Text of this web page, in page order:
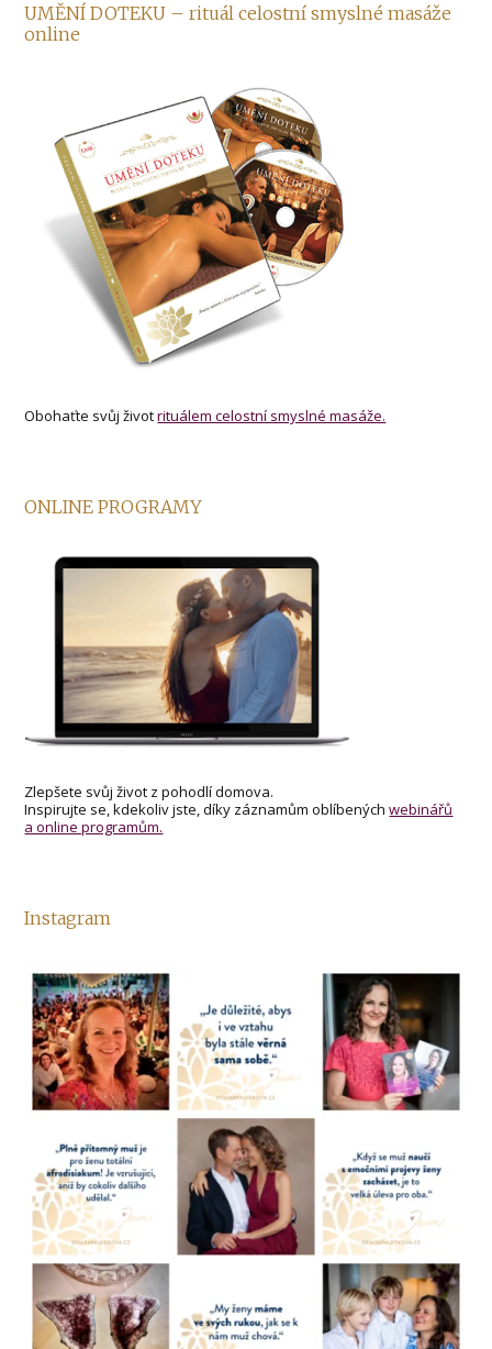
UMĚNÍ DOTEKU – rituál celostní smyslné masáže
online
Obohaťte svůj životrituálem celostní smyslné masáže.
ONLINE PROGRAMY
Zlepšete svůj život z pohodlí domova.
Inspirujte se, kdekoliv jste, díky záznamům oblíbenýchwebinářů
a online programům.
Instagram